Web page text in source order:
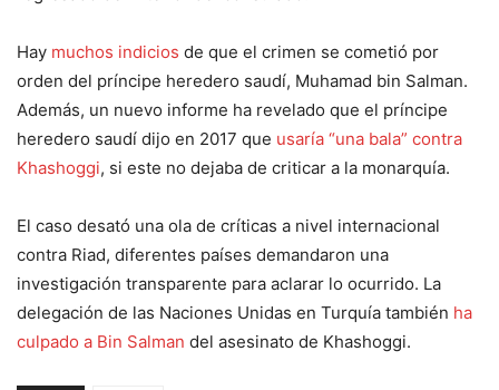
Hay muchos indicios de que el crimen se cometió por
orden del príncipe heredero saudí, Muhamad bin Salman.
Además, un nuevo informe ha revelado que el príncipe
heredero saudí dijo en 2017 que usaría “una bala” contra
Khashoggi, si este no dejaba de criticar a la monarquía.
El caso desató una ola de críticas a nivel internacional
contra Riad, diferentes países demandaron una
investigación transparente para aclarar lo ocurrido. La
delegación de las Naciones Unidas en Turquía también ha
culpado a Bin Salman del asesinato de Khashoggi.